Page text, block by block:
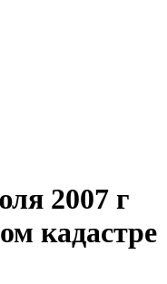
2007 г
кадастре